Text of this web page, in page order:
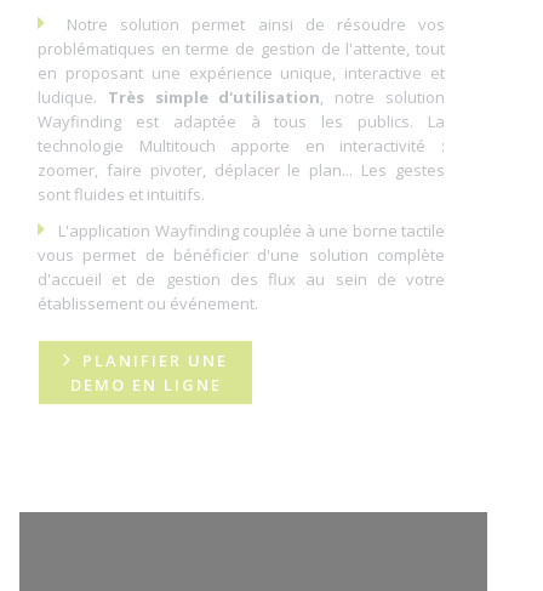
Notre solution permet ainsi de résoudre vos
problématiques en terme de gestion de l'attente, tout
en proposant une expérience unique, interactive et
ludique. Très simple d'utilisation, notre solution
Wayfinding est adaptée à tous les publics. La
technologie Multitouch apporte en interactivité :
zoomer, faire pivoter, déplacer le plan... Les gestes
sont fluides et intuitifs.
L'application Wayfinding couplée à une borne tactile
vous permet de bénéficier d'une solution complète
d'accueil et de gestion des flux au sein de votre
établissement ou événement.
PLANIFIER UNE
DEMO EN LIGNE